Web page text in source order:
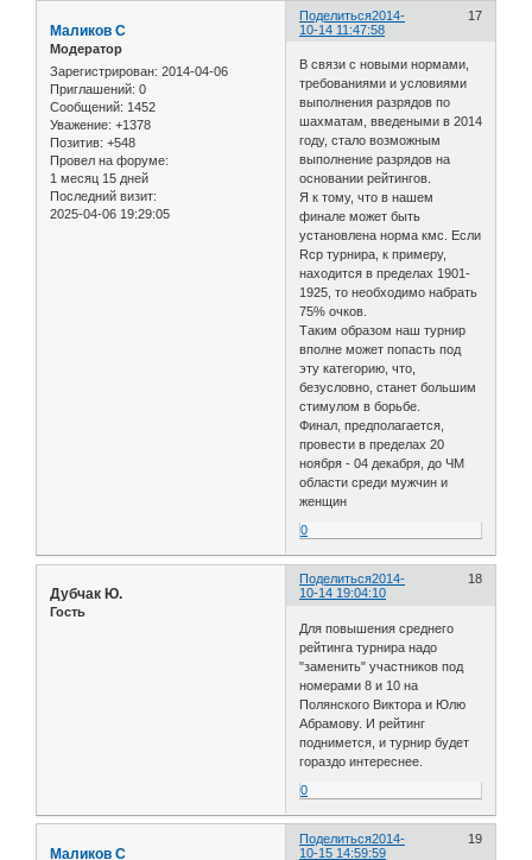
Поделиться 17
2014-
10-14 11:47:58
Маликов С
Модератор
Зарегистрирован: 2014-04-06
Приглашений: 0
Сообщений: 1452
Уважение: +1378
Позитив: +548
Провел на форуме:
1 месяц 15 дней
Последний визит:
2025-04-06 19:29:05
В связи с новыми нормами,
требованиями и условиями
выполнения разрядов по
шахматам, введеными в 2014
году, стало возможным
выполнение разрядов на
основании рейтингов.
Я к тому, что в нашем
финале может быть
установлена норма кмс. Если
Rср турнира, к примеру,
находится в пределах 1901-
1925, то необходимо набрать
75% очков.
Таким образом наш турнир
вполне может попасть под
эту категорию, что,
безусловно, станет большим
стимулом в борьбе.
Финал, предполагается,
провести в пределах 20
ноября - 04 декабря, до ЧМ
области среди мужчин и
женщин
0
Поделиться 18
2014-
10-14 19:04:10
Дубчак Ю.
Гость
Для повышения среднего
рейтинга турнира надо
"заменить" участников под
номерами 8 и 10 на
Полянского Виктора и Юлю
Абрамову. И рейтинг
поднимется, и турнир будет
гораздо интереснее.
0
Поделиться 19
2014-
10-15 14:59:59
Маликов С